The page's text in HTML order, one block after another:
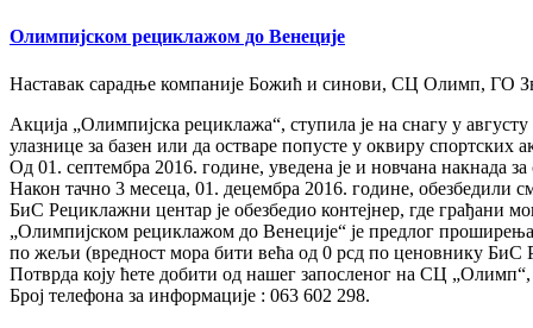
Олимпијском рециклажом до Венеције
Наставак сарадње компаније Божић и синови, СЦ
Акција „Олимпијска рециклажа“, ступила је на снагу у
улазнице за базен или да остваре попусте у оквиру
Од 01. септембра 2016. године, уведена је и новчана накнада
Након тачно 3 месеца, 01. децембра 2016. године, обезбедили
БиС Рециклажни центар је обезбедио контејнер, где грађани
„Олимпијском рециклажом до Венеције“ је предлог
по жељи (вредност мора бити већа од 0 рсд по ценовнику БиС
Потврда коју ћете добити од нашег запосленог на СЦ
Број телефона за информације : 063 602 298.